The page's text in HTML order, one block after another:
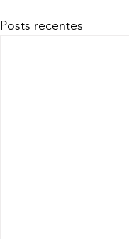
Posts recentes